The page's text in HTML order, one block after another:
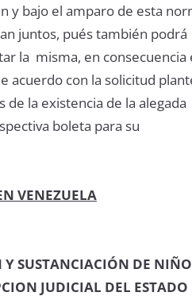
y bajo el amparo de esta
juntos, pués también podrá
la misma, en consecuencia
acuerdo con la solicitud
la existencia de la alegada
boleta para su
VENEZUELA
SUSTANCIACIÓN DE
JUDICIAL DEL ESTADO